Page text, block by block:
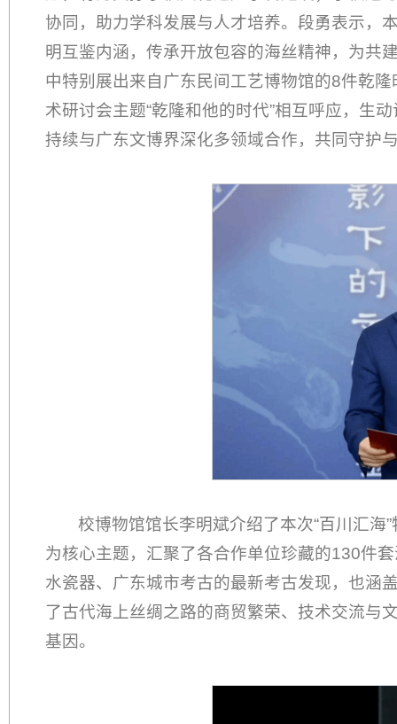
协同，助力学科发展与人才培养。段勇表示，
明互鉴内涵，传承开放包容的海丝精神，为共
中特别展出来自广东民间工艺博物馆的8件乾
术研讨会主题“乾隆和他的时代”相互呼应，生
持续与广东文博界深化多领域合作，共同守护
校博物馆馆长李明斌介绍了本次“百川汇
为核心主题，汇聚了各合作单位珍藏的130件
水瓷器、广东城市考古的最新考古发现，也涵
了古代海上丝绸之路的商贸繁荣、技术交流与
基因。